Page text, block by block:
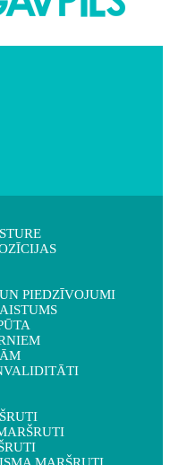
PIEDZĪVOJUMI